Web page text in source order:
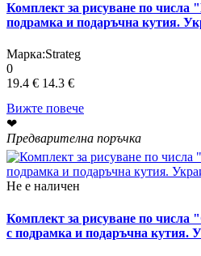
Комплект за рисуване по
подрамка и подаръчна кутия.
Марка:Strateg
0
19.4 € 14.3 €
Вижте повече
❤
Предварителна поръчка
Не е наличен
Комплект за рисуване по
с подрамка и подаръчна кутия.